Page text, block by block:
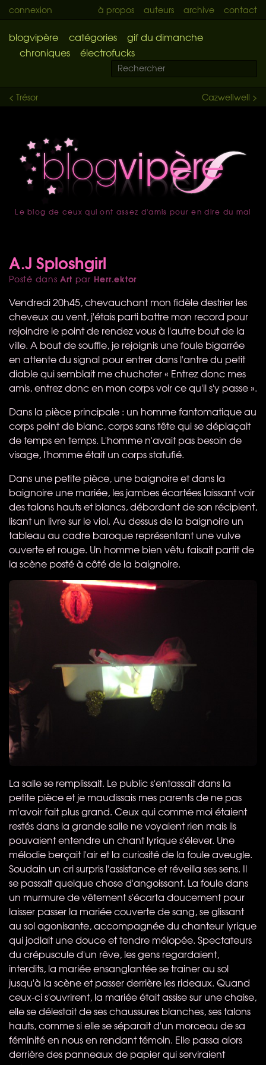
connexion à propos auteurs archive contact
blogvipère catégories
gif du dimanche
chroniques
électrofucks
Cazwellwell >
< Trésor
accueil
Le blog de ceux qui ont assez d'amis pour en dire du mal
A.J Sploshgirl
Posté dansArt par Herr.ektor
Vendredi 20h45, chevauchant mon fidèle destrier les
cheveux au vent, j'étais parti battre mon record pour
rejoindre le point de rendez vous à l'autre bout de la
ville. A bout de souffle, je rejoignis une foule bigarrée
en attente du signal pour entrer dans l'antre du petit
diable qui semblait me chuchoter « Entrez donc mes
amis, entrez donc en mon corps voir ce qu'il s'y passe ».
Dans la pièce principale : un homme fantomatique au
corps peint de blanc, corps sans tête qui se déplaçait
de temps en temps. L'homme n'avait pas besoin de
visage, l'homme était un corps statufié.
Dans une petite pièce, une baignoire et dans la
baignoire une mariée, les jambes écartées laissant voir
des talons hauts et blancs, débordant de son récipient,
lisant un livre sur le viol. Au dessus de la baignoire un
tableau au cadre baroque représentant une vulve
ouverte et rouge. Un homme bien vêtu faisait partit de
la scène posté à côté de la baignoire.
La salle se remplissait. Le public s'entassait dans la
petite pièce et je maudissais mes parents de ne pas
m'avoir fait plus grand. Ceux qui comme moi étaient
restés dans la grande salle ne voyaient rien mais ils
pouvaient entendre un chant lyrique s'élever. Une
mélodie berçait l'air et la curiosité de la foule aveugle.
Soudain un cri surpris l'assistance et réveilla ses sens. Il
se passait quelque chose d'angoissant. La foule dans
un murmure de vêtement s'écarta doucement pour
laisser passer la mariée couverte de sang, se glissant
au sol agonisante, accompagnée du chanteur lyrique
qui jodlait une douce et tendre mélopée. Spectateurs
du crépuscule d'un rêve, les gens regardaient,
interdits, la mariée ensanglantée se trainer au sol
jusqu'à la scène et passer derrière les rideaux. Quand
ceux-ci s'ouvrirent, la mariée était assise sur une chaise,
elle se délestait de ses chaussures blanches, ses talons
hauts, comme si elle se séparait d'un morceau de sa
féminité en nous en rendant témoin. Elle passa alors
derrière des panneaux de papier qui serviraient